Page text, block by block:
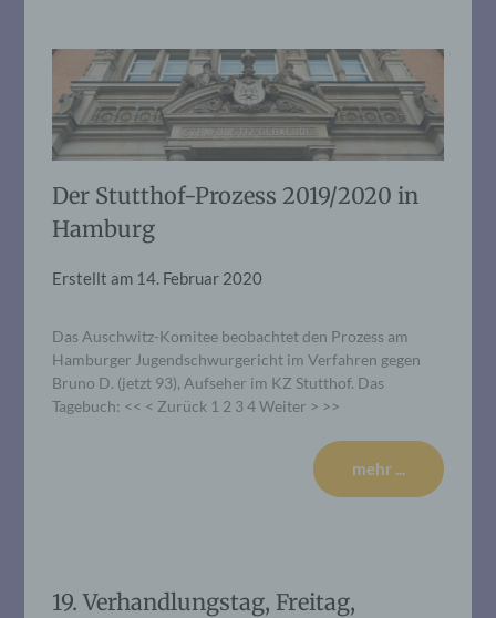
Der Stutthof-Prozess 2019/2020 in
Hamburg
Erstellt am 14. Februar 2020
Das Auschwitz-Komitee beobachtet den Prozess am
Hamburger Jugendschwurgericht im Verfahren gegen
Bruno D. (jetzt 93), Aufseher im KZ Stutthof. Das
Tagebuch: << < Zurück 1 2 3 4 Weiter > >>
mehr ...
19. Verhandlungstag, Freitag,